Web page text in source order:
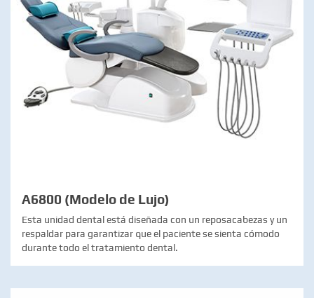
A6800 (Modelo de Lujo)
Esta unidad dental está diseñada con un reposacabezas y un
respaldar para garantizar que el paciente se sienta cómodo
durante todo el tratamiento dental.